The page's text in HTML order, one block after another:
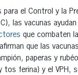
para el Control y la
las vacunas
que combaten
que las
paperas y
ferina) y el VPH,